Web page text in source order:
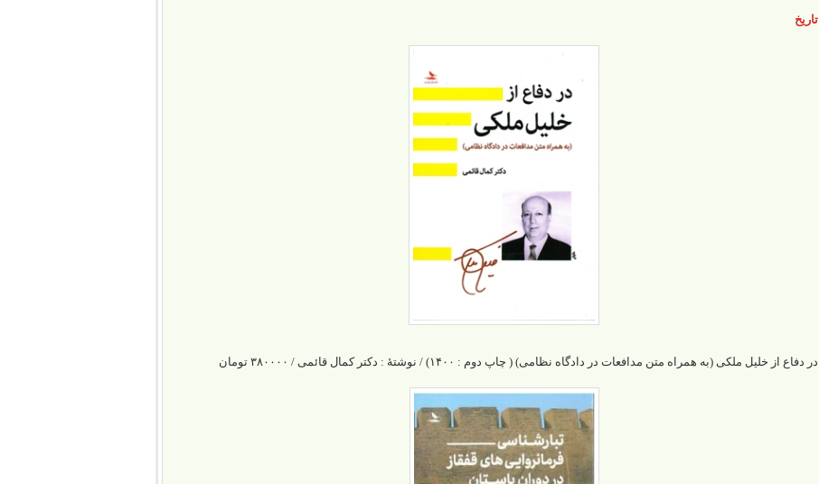
تاریخ
در دفاع از خلیل ملکی (به همراه متن مدافعات در دادگاه نظامی) ( چاپ دوم : ۱۴۰۰) / نوشتۀ : دکتر کمال قائمی / ۳۸۰۰۰۰ تومان